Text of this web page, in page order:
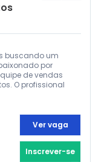
buscando um
por
de vendas
O profissional
Ver vaga
Inscrever-se